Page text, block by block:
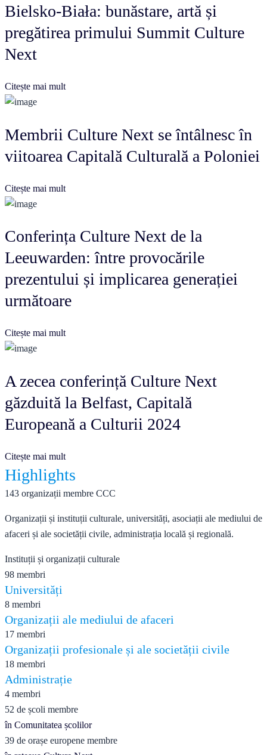
Bielsko-Biała: bunăstare, artă și
pregătirea primului Summit Culture
Next
Citește mai mult
Membrii Culture Next se întâlnesc în
viitoarea Capitală Culturală a Poloniei
Citește mai mult
Conferința Culture Next de la
Leeuwarden: între provocările
prezentului și implicarea generației
următoare
Citește mai mult
A zecea conferință Culture Next
găzduită la Belfast, Capitală
Europeană a Culturii 2024
Citește mai mult
Highlights
143 organizații membre CCC
Organizații și instituții culturale, universități, asociații ale mediului de
afaceri și ale societății civile, administrația locală și regională.
Instituții și organizații culturale
98 membri
Universități
8 membri
Organizații ale mediului de afaceri
17 membri
Organizații profesionale și ale societății civile
18 membri
Administrație
4 membri
52 de școli membre
în Comunitatea școlilor
39 de orașe europene membre